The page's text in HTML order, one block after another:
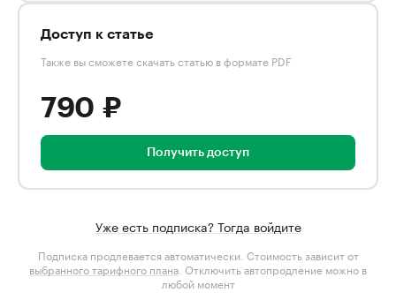
Доступ к статье
Также вы сможете скачать статью в формате PDF
790 ₽
Получить доступ
Уже есть подписка? Тогда войдите
Подписка продлевается автоматически. Стоимость зависит от
выбранного тарифного плана . Отключить автопродление можно в
любой момент